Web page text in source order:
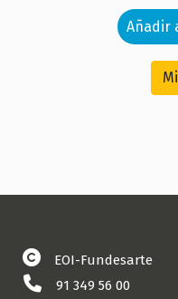
Añadir
EOI-Fundesarte
91 349 56 00